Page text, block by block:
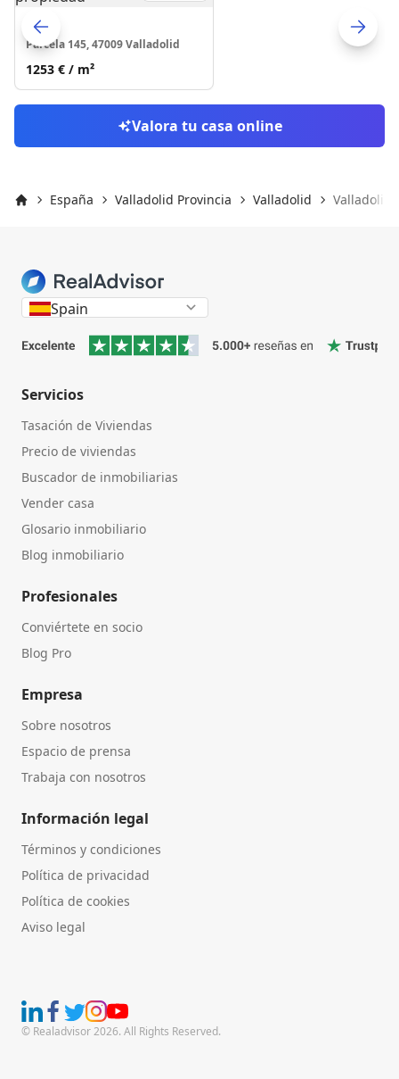
Skip to
Casa
Parcela 145, 47009 Valladolid
1253 € / m²
Valora tu casa online
España Valladolid Provincia Valladolid Valladolid
Spain
Servicios
Tasación de Viviendas
Precio de viviendas
Buscador de inmobiliarias
Vender casa
Glosario inmobiliario
Blog inmobiliario
Profesionales
Conviértete en socio
Blog Pro
Empresa
Sobre nosotros
Espacio de prensa
Trabaja con nosotros
Información legal
Términos y condiciones
Política de privacidad
Política de cookies
Aviso legal
© Realadvisor 2026. All Rights Reserved.